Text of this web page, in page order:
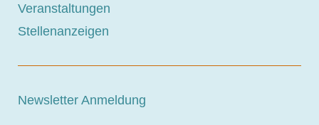
Veranstaltungen
Stellenanzeigen
Newsletter Anmeldung